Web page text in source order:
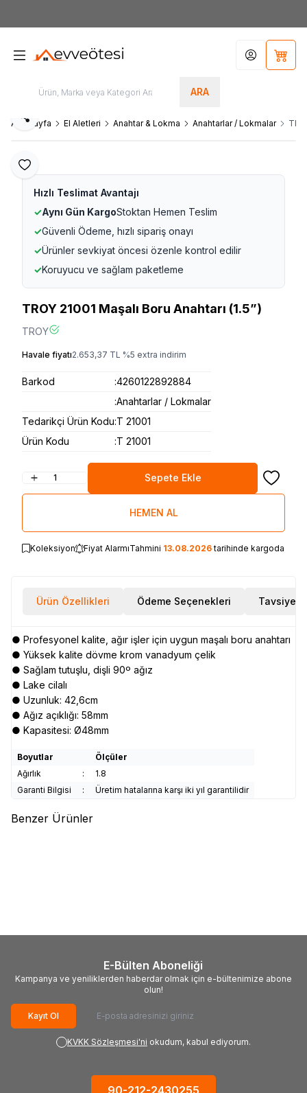
ARA
Hesabım
Ana Sayfa El Aletleri Anahtar & Lokma Anahtarlar / Lokmalar
Favoriye Ekle
Paylaş
Hızlı Teslimat Avantajı
✓Aynı Gün KargoStoktan Hemen Teslim
✓Güvenli Ödeme, hızlı sipariş onayı
✓Ürünler sevkiyat öncesi özenle kontrol edilir
✓Koruyucu ve sağlam paketleme
TROY 21001 Maşalı Boru Anahtarı (1.5”)
TROY
Havale fiyatı2.653,37 TL %5 extra indirim
Barkod :4260122892884
:Anahtarlar / Lokmalar
Tedarikçi Ürün Kodu:T 21001
Ürün Kodu
:T 21001
Sepete Ekle Favoriye
HEMEN AL
Koleksiyon Fiyat AlarmıTahmini 13.08.2026tarihinde kargoda
Ürün Özellikleri Ödeme Seçenekleri Tavsiye Et
● Profesyonel kalite, ağır işler için uygun maşalı boru anahtarı
● Yüksek kalite dövme krom vanadyum çelik
● Sağlam tutuşlu, dişli 90º ağız
● Lake cilalı
● Uzunluk: 42,6cm
● Ağız açıklığı: 58mm
● Kapasitesi: Ø48mm
Boyutlar
Ölçüler
Ağırlık
:
1.8
Garanti Bilgisi
: Üretim hatalarına karşı iki yıl garantilidir
Benzer Ürünler
E-Bülten Aboneliği
Kampanya ve yeniliklerden haberdar olmak için e-bültenimize abone
olun!
Kayıt Ol
KVKK Sözleşmesi'ni okudum, kabul ediyorum.
90-212-2430255